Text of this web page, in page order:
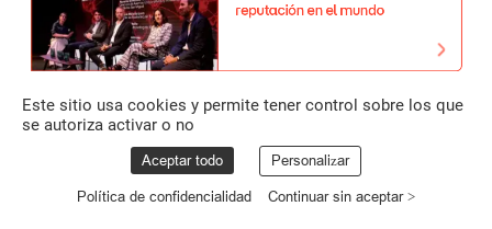
Este sitio usa cookies y permite tener control sobre los que
se autoriza activar o no
Aceptar todo Personalizar
Política de confidencialidad Continuar sin aceptar >
reputación en el mundo